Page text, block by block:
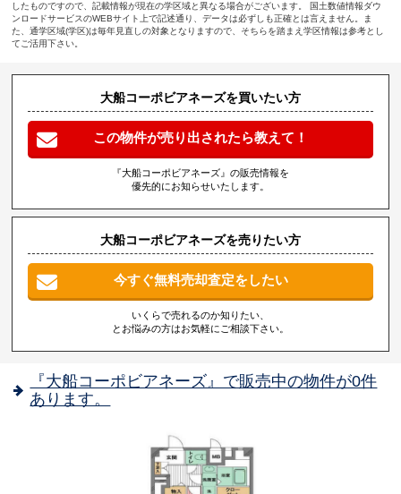
したものですので、記載情報が現在の学区域と異なる場合がございます。 国土数値情報ダウ
ンロードサービスのWEBサイト上で記述通り、データは必ずしも正確とは言えません。ま
た、通学区域(学区)は毎年見直しの対象となりますので、そちらを踏まえ学区情報は参考とし
てご活用下さい。
大船コーポビアネーズを買いたい方
この物件が売り出されたら教えて！
『大船コーポビアネーズ』の販売情報を
優先的にお知らせいたします。
大船コーポビアネーズを売りたい方
今すぐ無料売却査定をしたい
いくらで売れるのか知りたい、
とお悩みの方はお気軽にご相談下さい。
『大船コーポビアネーズ』で販売中の物件が0件
あります。